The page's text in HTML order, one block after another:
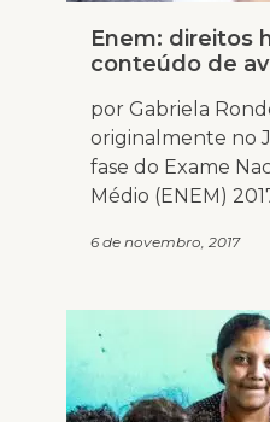
Enem: direitos
conteúdo de
por Gabriela
originalmente no
fase do Exame
Médio (ENEM)
6 de novembro, 2017